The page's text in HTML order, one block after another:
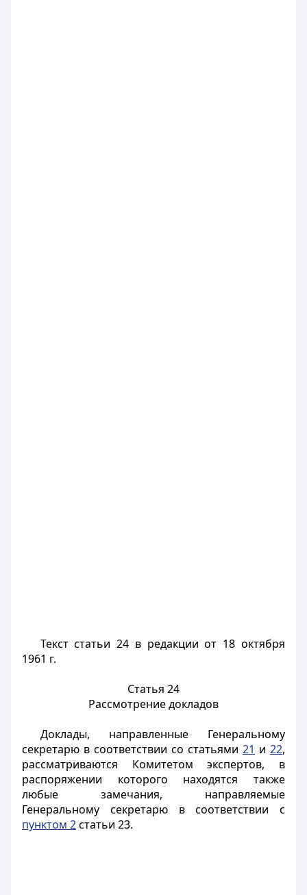
Текст статьи 24 в редакции от 18 октября
1961 г.
Статья 24
Рассмотрение докладов
Доклады, направленные Генеральному
секретарю в соответствии со статьями 21 и 22,
рассматриваются Комитетом экспертов, в
распоряжении которого находятся также
любые замечания, направляемые
Генеральному секретарю в соответствии с
пунктом 2статьи 23.